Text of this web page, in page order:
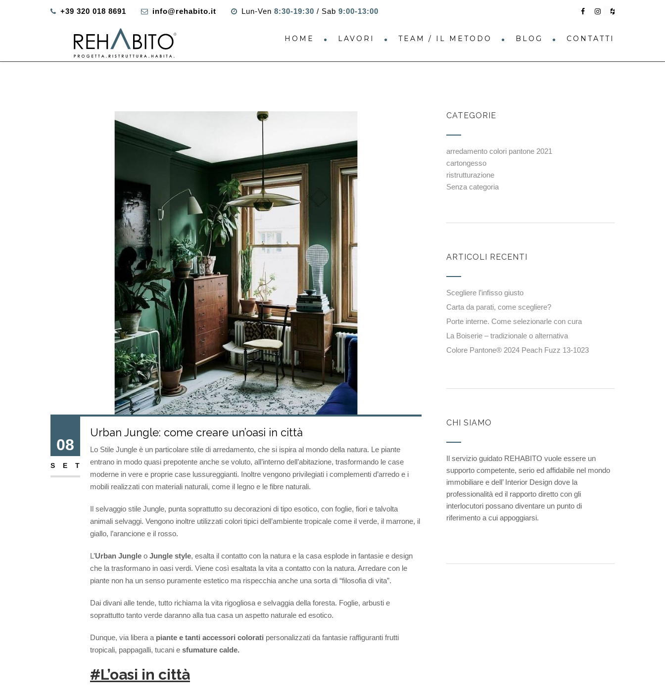
+39 320 018 8691 info@rehabito.it Lun-Ven 8:30-19:30 / Sab 9:00-13:00
HOME LAVORI TEAM / IL METODO BLOG CONTATTI
08
SET
Urban Jungle: come creare un’oasi in città
Lo Stile Jungle è un particolare stile di arredamento, che si ispira al mondo della natura. Le piante
entrano in modo quasi prepotente anche se voluto, all’interno dell’abitazione, trasformando le case
moderne in vere e proprie case lussureggianti. Inoltre vengono privilegiati i complementi d’arredo e i
mobili realizzati con materiali naturali, come il legno e le fibre naturali.
Il selvaggio stile Jungle, punta soprattutto su decorazioni di tipo esotico, con foglie, fiori e talvolta
animali selvaggi. Vengono inoltre utilizzati colori tipici dell’ambiente tropicale come il verde, il marrone, il
giallo, l’arancione e il rosso.
L’Urban Jungle o Jungle style, esalta il contatto con la natura e la casa esplode in fantasie e design
che la trasformano in oasi verdi. Viene così esaltata la vita a contatto con la natura. Arredare con le
piante non ha un senso puramente estetico ma rispecchia anche una sorta di “filosofia di vita”.
Dai divani alle tende, tutto richiama la vita rigogliosa e selvaggia della foresta. Foglie, arbusti e
soprattutto tanto verde daranno alla tua casa un aspetto naturale ed esotico.
Dunque, via libera a piante e tanti accessori colorati personalizzati da fantasie raffiguranti frutti
tropicali, pappagalli, tucani e sfumature calde.
#L’oasi in città
CATEGORIE
arredamento colori pantone 2021
cartongesso
ristrutturazione
Senza categoria
ARTICOLI RECENTI
Scegliere l’infisso giusto
Carta da parati, come scegliere?
Porte interne. Come selezionarle con cura
La Boiserie – tradizionale o alternativa
Colore Pantone® 2024 Peach Fuzz 13-1023
CHI SIAMO
Il servizio guidato REHABITO vuole essere un
supporto competente, serio ed affidabile nel mondo
immobiliare e dell’ Interior Design dove la
professionalità ed il rapporto diretto con gli
interlocutori possano diventare un punto di
riferimento a cui appoggiarsi.